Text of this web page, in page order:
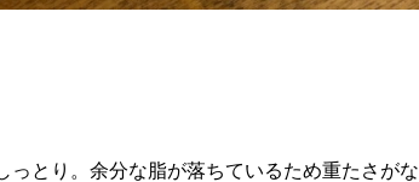
とり。余分な脂が落ちているため重たさがな